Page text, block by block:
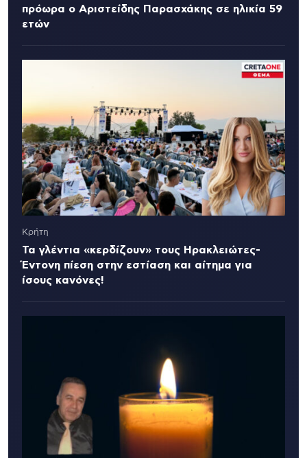
πρόωρα ο Αριστείδης Παρασχάκης σε ηλικία 59
ετών
Κρήτη
Τα γλέντια «κερδίζουν» τους Ηρακλειώτες-
Έντονη πίεση στην εστίαση και αίτημα για
ίσους κανόνες!